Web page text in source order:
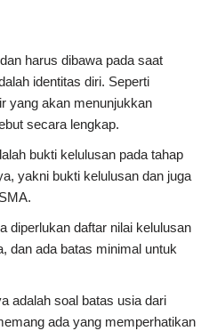
harus dibawa pada saat
identitas diri. Seperti
yang akan menunjukkan
secara lengkap.
bukti kelulusan pada tahap
yakni bukti kelulusan dan juga
diperlukan daftar nilai kelulusan
dan ada batas minimal untuk
adalah soal batas usia dari
ada yang memperhatikan